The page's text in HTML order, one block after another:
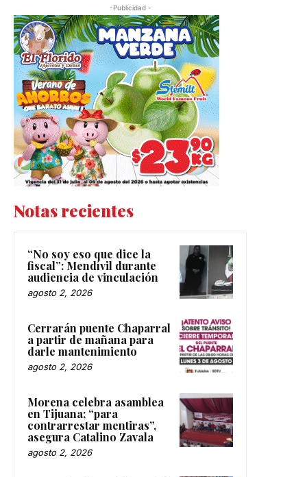
-Publicidad -
Notas recientes
“No soy eso que dice la
fiscal”: Mendívil durante
audiencia de vinculación
agosto 2, 2026
Cerrarán puente Chaparral
a partir de mañana para
darle mantenimiento
agosto 2, 2026
Morena celebra asamblea
en Tijuana; “para
contrarrestar mentiras”,
asegura Catalino Zavala
agosto 2, 2026